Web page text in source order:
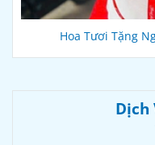
Hoa Tươi Tặng
Dịch